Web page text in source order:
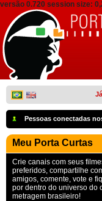
versão 0.720 session size:
Pessoas conectadas
Meu Porta Curtas
Crie canais com seus
preferidos, compartilhe
amigos, comente, vote e
por dentro do universo do
metragem brasileiro!